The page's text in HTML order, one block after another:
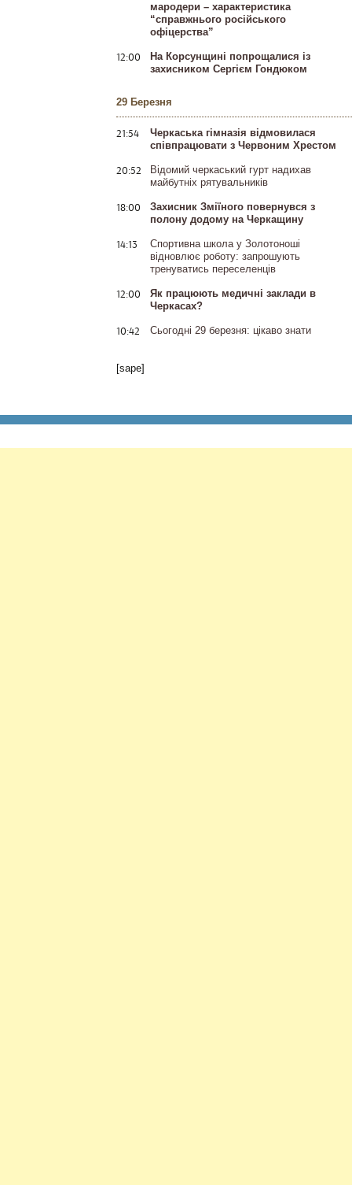
мародери – характеристика
“справжнього російського
офіцерства”
12:00
На Корсунщині попрощалися із
захисником Сергієм Гондюком
29 Березня
21:54
Черкаська гімназія відмовилася
співпрацювати з Червоним Хрестом
20:52
Відомий черкаський гурт надихав
майбутніх рятувальників
18:00
Захисник Зміїного повернувся з
полону додому на Черкащину
14:13
Спортивна школа у Золотоноші
відновлює роботу: запрошують
тренуватись переселенців
12:00
Як працюють медичні заклади в
Черкасах?
10:42 Сьогодні 29 березня: цікаво знати
[sape]